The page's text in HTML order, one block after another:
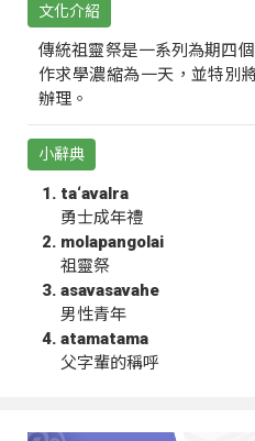
文化介紹
傳統祖靈祭是一系列為期四
作求學濃縮為一天，並特別
辦理。
小辭典
ta‘avalra
勇士成年禮
molapangolai
祖靈祭
asavasavahe
男性青年
atamatama
父字輩的稱呼